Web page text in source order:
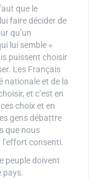
que le
faire décider de
qu’un
lui semble «
puissent choisir
Les Français
nationale et de la
et c’est en
choix et en
gens débattre
que nous
consenti.
peuple doivent
pays.